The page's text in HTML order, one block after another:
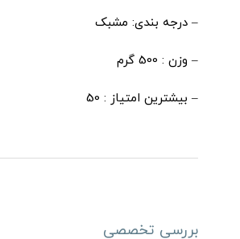
– درجه بندی: مشبک
– وزن : 500 گرم
– بیشترین امتیاز : 50
بررسی تخصصی